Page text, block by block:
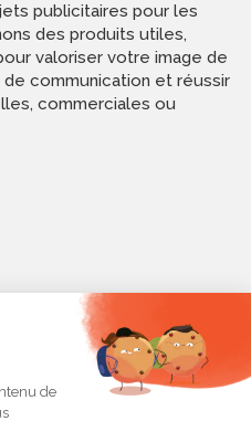
publicitaires pour les
des produits utiles,
valoriser votre image de
communication et réussir
commerciales ou